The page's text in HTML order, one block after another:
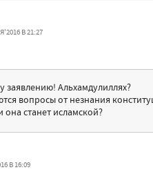
В 21:27
заявлению! Альхамдулиллях?
вопросы от незнания
она станет исламской?
В 16:09